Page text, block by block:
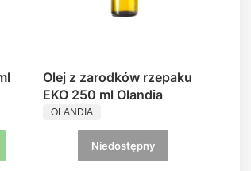
Olej z zarodków rzepaku
EKO 250 ml Olandia
PRODUCENT
OLANDIA
Niedostępny